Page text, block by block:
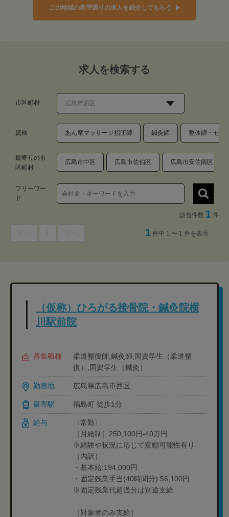
この地域の希望通りの求人を紹介してもらう
求人を検索する
市区町村
資格 あん摩マッサージ指圧師 鍼灸師 整体師・セラ
最寄りの市
区町村
広島市中区 広島市佐伯区 広島市安佐南区
フリーワー
ド
該当件数 1 件
1 件中 1 〜 1 件を表示
（仮称）ひろがる接骨院・鍼灸院横
川駅前院
募集職種
柔道整復師,鍼灸師,国資学生（柔道整
復）,国資学生（鍼灸）
勤務地 広島県広島市西区
最寄駅 福島町 徒歩1分
給与
〈常勤〉
［月給制］250,100円-40万円
※経験や状況に応じて変動可能性有り
［内訳］
・基本給:194,000円
・固定残業手当(40時間分):56,100円
※固定残業代超過分は別途支給
［対象者のみ支給］